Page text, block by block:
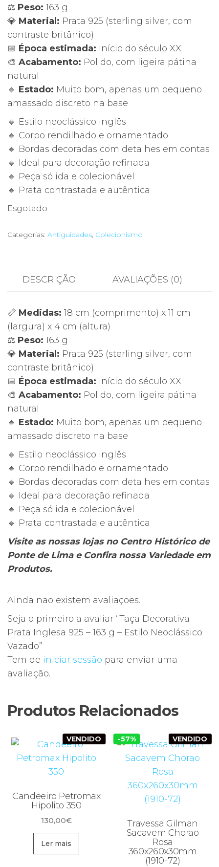
⚖️ Peso: 163 g
💎 Material: Prata 925 (sterling silver, com
contraste britânico)
📅 Época estimada: Início do século XX
🎨 Acabamento: Polido, com ligeira pátina
natural
🔹 Estado: Muito bom, apenas um pequeno
amassado discreto na base
🔸 Estilo neoclássico inglês
🔸 Corpo rendilhado e ornamentado
🔸 Bordas decoradas com detalhes em contas
🔸 Ideal para decoração refinada
🔸 Peça sólida e colecionável
🔸 Prata contrastada e autêntica
Esgotado
Categorias: Antiguidades, Colecionismo
DESCRIÇÃO AVALIAÇÕES (0)
📏 Medidas: 18 cm (comprimento) x 11 cm
(largura) x 4 cm (altura)
⚖️ Peso: 163 g
💎 Material: Prata 925 (sterling silver, com
contraste britânico)
📅 Época estimada: Início do século XX
🎨 Acabamento: Polido, com ligeira pátina
natural
🔹 Estado: Muito bom, apenas um pequeno
amassado discreto na base
🔸 Estilo neoclássico inglês
🔸 Corpo rendilhado e ornamentado
🔸 Bordas decoradas com detalhes em contas
🔸 Ideal para decoração refinada
🔸 Peça sólida e colecionável
🔸 Prata contrastada e autêntica
Visite as nossas lojas no Centro Histórico de
Ponte de Lima e Confira nossa Variedade em
Produtos.
Ainda não existem avaliações.
Seja o primeiro a avaliar “Taça Decorativa
Prata Inglesa 925 – 163 g – Estilo Neoclássico
Vazado”
Tem de iniciar sessão para enviar uma
avaliação.
Produtos Relacionados
VENDIDO
Candeeiro Petromax
Hipolito 350
130,00€
Ler mais
-57% VENDIDO
Travessa Gilman
Sacavem Chorao
Rosa
360x260x30mm
(1910-72)